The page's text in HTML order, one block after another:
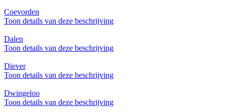
Coevorden
Toon details van deze beschrijving
Dalen
Toon details van deze beschrijving
Diever
Toon details van deze beschrijving
Dwingeloo
Toon details van deze beschrijving